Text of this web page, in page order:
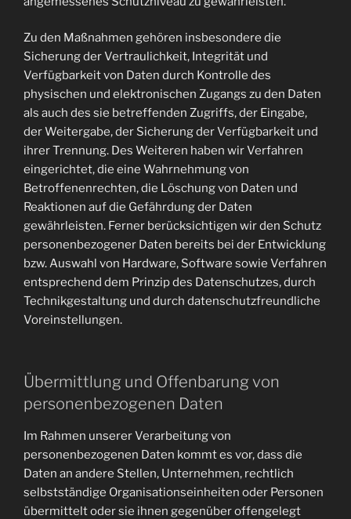
Zu den Maßnahmen gehören insbesondere die
Sicherung der Vertraulichkeit, Integrität und
Verfügbarkeit von Daten durch Kontrolle des
physischen und elektronischen Zugangs zu den Daten
als auch des sie betreffenden Zugriffs, der Eingabe,
der Weitergabe, der Sicherung der Verfügbarkeit und
ihrer Trennung. Des Weiteren haben wir Verfahren
eingerichtet, die eine Wahrnehmung von
Betroffenenrechten, die Löschung von Daten und
Reaktionen auf die Gefährdung der Daten
gewährleisten. Ferner berücksichtigen wir den Schutz
personenbezogener Daten bereits bei der Entwicklung
bzw. Auswahl von Hardware, Software sowie Verfahren
entsprechend dem Prinzip des Datenschutzes, durch
Technikgestaltung und durch datenschutzfreundliche
Voreinstellungen.
Übermittlung und Offenbarung von
personenbezogenen Daten
Im Rahmen unserer Verarbeitung von
personenbezogenen Daten kommt es vor, dass die
Daten an andere Stellen, Unternehmen, rechtlich
selbstständige Organisationseinheiten oder Personen
übermittelt oder sie ihnen gegenüber offengelegt